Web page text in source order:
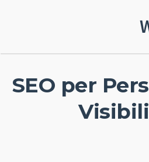
SEO per